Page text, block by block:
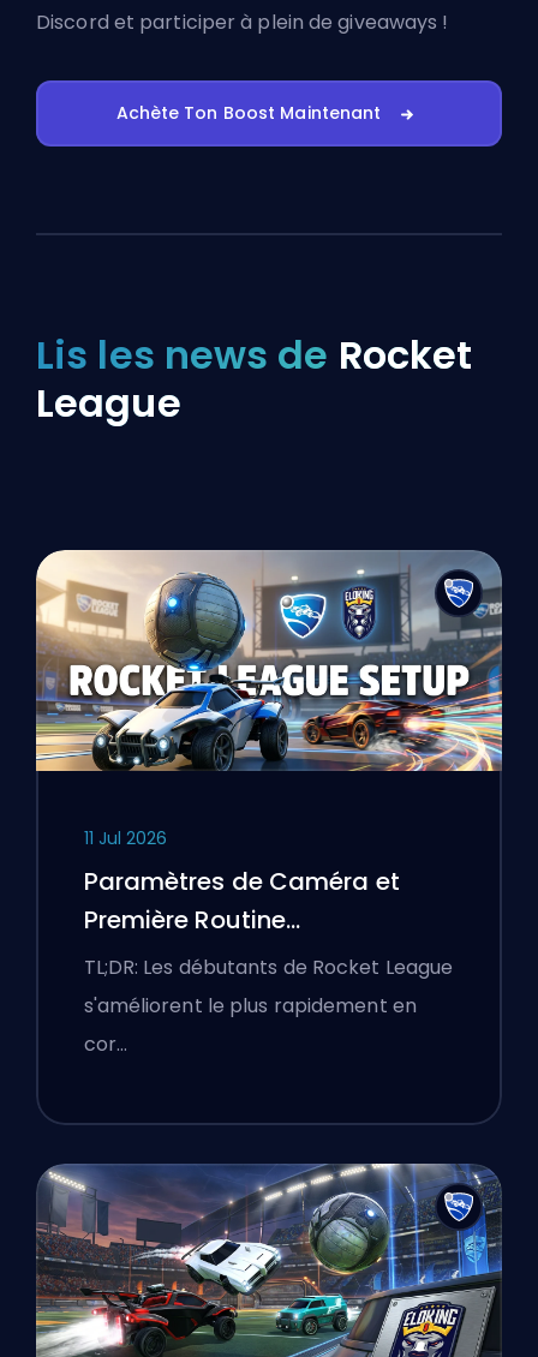
Discord et participer à plein de giveaways !
Achète Ton Boost Maintenant
Lis les news de Rocket
League
11 Jul 2026
Paramètres de Caméra et
Première Routine
d'Entraînement Rocket League
TL;DR: Les débutants de Rocket League
s'améliorent le plus rapidement en
cor…